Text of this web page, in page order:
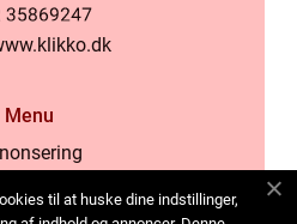
Menu
til at huske dine indstillinger,